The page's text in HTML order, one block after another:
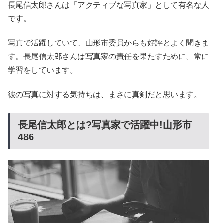
長尾信太郎さんは「アクティブな写真家」として有名な人
です。
写真で活躍していて、山形市委員からも好評とよく聞きま
す。長尾信太郎さんは写真家の責任を果たすために、常に
学習をしています。
彼の写真に対する気持ちは、まさに真剣だと思います。
長尾信太郎とは?写真家で活躍中!山形市
486